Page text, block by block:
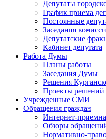
Депутаты
График приема
Постоянные
Заседания
Депутатские
Кабинет депутата
Работа Думы
Планы работы
Заседания Думы
Решения
Проекты решений
Учрежденные СМИ
Обращения граждан
Интернет-
Обзоры
Нормативно-